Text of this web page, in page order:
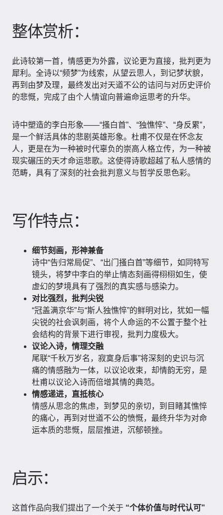
整体赏析：
此诗较第一首，情感更为外露，议论更为直接，批判更为
犀利。全诗以“频梦”为线索，从望云思人，到记梦状貌，
再到由梦及理，最终发出对天道不公的诘问与对历史评价
的悲慨，完成了由个人情谊向普遍命运思考的升华。
诗中塑造的李白形象——“搔白首”、“独憔悴”、“身反累”，
是一个鲜活具体的悲剧英雄形象。杜甫不仅是在怀念友
人，更是在为一种被时代辜负的崇高人格立传，为一种被
现实碾压的天才命运悲歌。这使得诗歌超越了私人感情的
范畴，具有了深刻的社会批判意义与哲学反思色彩。
写作特点：
细节刻画，形神兼备
诗中“告归常局促”、“出门搔白首”等细节，如同特写
镜头，将梦中李白的举止情态刻画得栩栩如生，使
虚幻的梦境具有了强烈的真实感与感染力。
对比强烈，批判尖锐
“冠盖满京华”与“斯人独憔悴”的鲜明对比，犹如一幅
尖锐的社会讽刺画，将个人命运的不公置于整个社
会结构的背景下进行审视，批判力度极大。
议论入诗，情理交融
尾联“千秋万岁名，寂寞身后事”将深刻的史识与沉
痛的情感融为一体，以议论收束，却情韵无穷，是
杜甫以议论入诗而倍增其情的典范。
情感递进，直抵核心
情感从思念的焦虑，到梦见的亲切，到目睹其憔悴
的痛心，再到对世道不公的愤慨，最终升华为对命
运本质的悲慨，层层推进，沉郁顿挫。
启示：
这首作品向我们提出了一个关于 “个体价值与时代认可”